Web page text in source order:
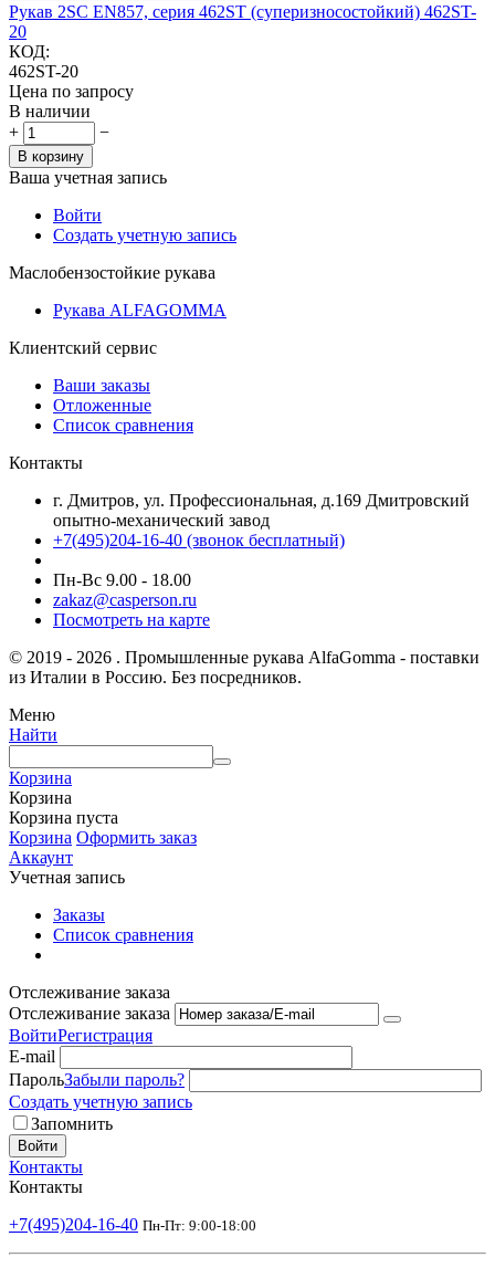
Рукав 2SC EN857, серия 462ST (суперизносостойкий) 462ST-
20
КОД:
462ST-20
Цена по запросу
В наличии
+
−
В корзину
Ваша учетная запись
Войти
Создать учетную запись
Маслобензостойкие рукава
Рукава ALFAGOMMA
Клиентский сервис
Ваши заказы
Отложенные
Список сравнения
Контакты
г. Дмитров, ул. Профессиональная, д.169 Дмитровский
опытно-механический завод
+7(495)204-16-40 (звонок бесплатный)
Пн-Вс 9.00 - 18.00
zakaz@casperson.ru
Посмотреть на карте
© 2019 - 2026 . Промышленные рукава AlfaGomma - поставки
из Италии в Россию. Без посредников.
Меню
Найти
Корзина
Корзина
Корзина пуста
Корзина Оформить заказ
Аккаунт
Учетная запись
Заказы
Список сравнения
Отслеживание заказа
Отслеживание заказа
ВойтиРегистрация
E-mail
ПарольЗабыли пароль?
Создать учетную запись
Запомнить
Войти
Контакты
Контакты
+7(495)204-16-40 Пн-Пт: 9:00-18:00